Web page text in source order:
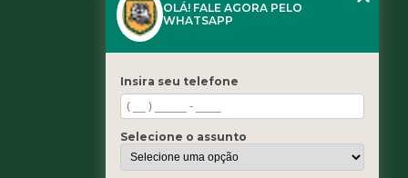
(11) 3461-5871
contato@leaoservicos.com.br
Home
Quem somos
Serviços
OLÁ! FALE AGORA PELO
WHATSAPP
Insira seu telefone
Selecione o assunto